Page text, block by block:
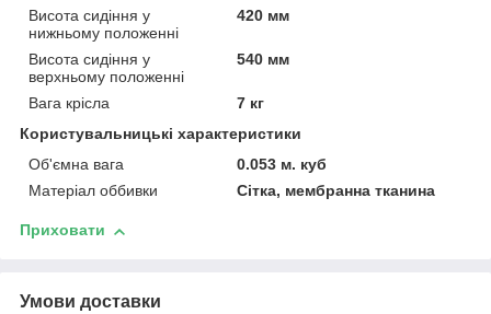
Висота сидіння у
нижньому положенні
420 мм
Висота сидіння у
верхньому положенні
540 мм
Вага крісла
7 кг
Користувальницькі характеристики
Об'ємна вага
0.053 м. куб
Матеріал оббивки
Сітка, мембранна тканина
Приховати
Умови доставки